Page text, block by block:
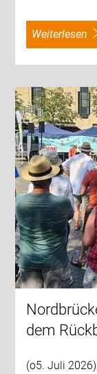
weiterlesen
dem
(o5. Juli